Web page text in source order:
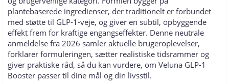
plantebaserede ingredienser, der traditionelt er forbundet
med støtte til GLP-1-veje, og giver en subtil, opbyggende
effekt frem for kraftige engangseffekter. Denne neutrale
anmeldelse fra 2026 samler aktuelle brugeroplevelser,
forklarer formuleringen, sætter realistiske tidsrammer og
giver praktiske råd, så du kan vurdere, om Veluna GLP-1
Booster passer til dine mål og din livsstil.